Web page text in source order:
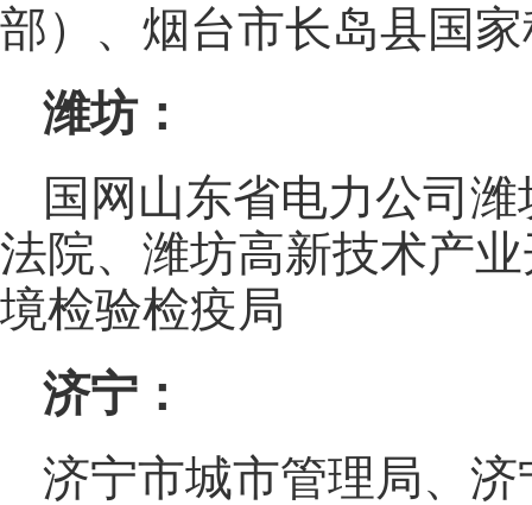
部）、烟台市长岛县国
潍坊：
国网山东省电力公司
法院、潍坊高新技术产
境检验检疫局
济宁：
济宁市城市管理局、